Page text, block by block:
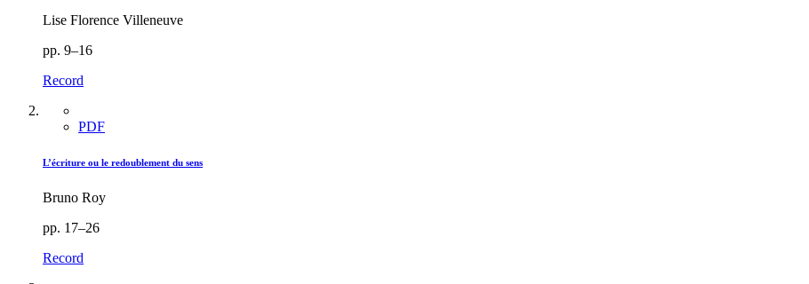
Lise Florence Villeneuve
pp. 9–16
Record
PDF
L’écriture ou le redoublement du sens
Bruno Roy
pp. 17–26
Record